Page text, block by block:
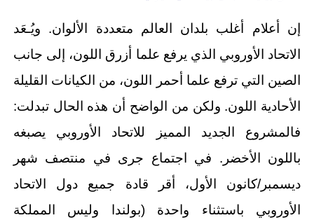
إن أعلام أغلب بلدان العالم متعددة الألوان. ويُـعَد
الاتحاد الأوروبي الذي يرفع علما أزرق اللون، إلى جانب
الصين التي ترفع علما أحمر اللون، من الكيانات القليلة
الأحادية اللون. ولكن من الواضح أن هذه الحال تبدلت:
فالمشروع الجديد المميز للاتحاد الأوروبي يصبغه
باللون الأخضر. في اجتماع جرى في منتصف شهر
ديسمبر/كانون الأول، أقر قادة جميع دول الاتحاد
الأوروبي باستثناء واحدة (بولندا وليس المملكة